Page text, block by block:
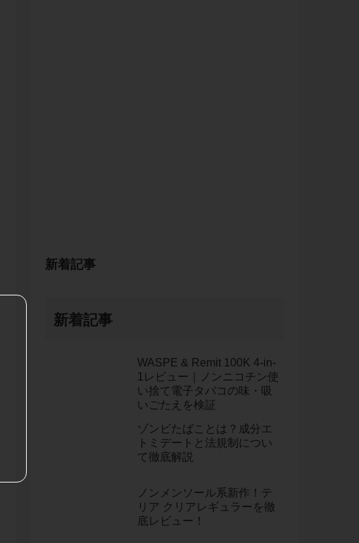
新着記事
新着記事
WASPE & Remit 100K 4-in-
1レビュー｜ノンニコチン使
い捨て電子タバコの味・吸
いごたえを検証
ゾンビたばことは？成分エ
トミデートと法規制につい
て徹底解説
ノンメンソール系新作！テ
リア クリアレギュラーを徹
底レビュー！